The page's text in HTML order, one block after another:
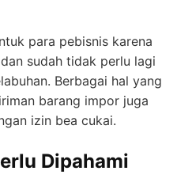
para pebisnis karena
sudah tidak perlu lagi
Berbagai hal yang
barang impor juga
izin bea cukai.
Dipahami